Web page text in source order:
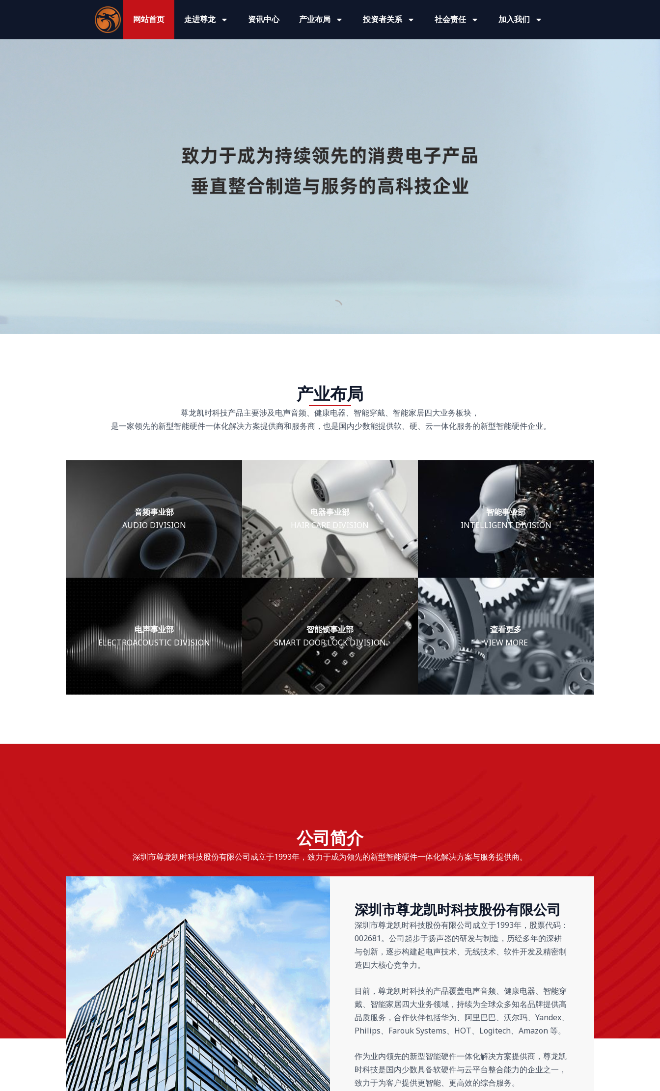
网站首页 走进尊龙 资讯中心 产业布局 投资者关系 社会责任 加入我们
产业布局
尊龙凯时科技产品主要涉及电声音频、健康电器、智能穿戴、智能家居四大业务板块，
是一家领先的新型智能硬件一体化解决方案提供商和服务商，也是国内少数能提供软、硬、云一体化服务的新型智能硬件企业。
音频事业部
AUDIO DIVISION
电器事业部
HAIR CARE DIVISION
智能事业部
INTELLIGENT DIVISION
电声事业部
ELECTROACOUSTIC DIVISION
智能锁事业部
SMART DOOR LOCK DIVISION
查看更多
VIEW MORE
公司简介
深圳市尊龙凯时科技股份有限公司成立于1993年，致力于成为领先的新型智能硬件一体化解决方案与服务提供商。
深圳市尊龙凯时科技股份有限公司
深圳市尊龙凯时科技股份有限公司成立于1993年，股票代码：
002681。公司起步于扬声器的研发与制造，历经多年的深耕
与创新，逐步构建起电声技术、无线技术、软件开发及精密制
造四大核心竞争力。
目前，尊龙凯时科技的产品覆盖电声音频、健康电器、智能穿
戴、智能家居四大业务领域，持续为全球众多知名品牌提供高
品质服务，合作伙伴包括华为、阿里巴巴、沃尔玛、Yandex、
Philips、Farouk Systems、HOT、Logitech、Amazon 等。
作为业内领先的新型智能硬件一体化解决方案提供商，尊龙凯
时科技是国内少数具备软硬件与云平台整合能力的企业之一，
致力于为客户提供更智能、更高效的综合服务。